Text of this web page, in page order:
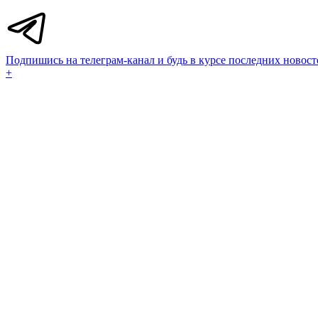
Подпишись на телеграм-канал и будь в курсе последних
+